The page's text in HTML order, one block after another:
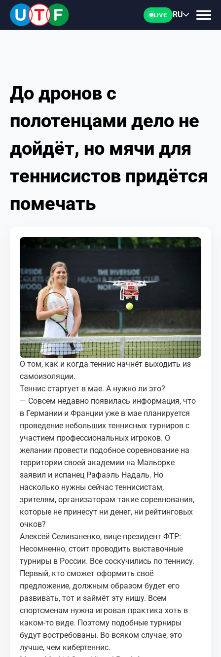
LIVE RU
ГЛАВНАЯ
ФТУ
НОВОСТИ
ДОКУМЕНТЫ
ПЕРСОНАЛИИ
КОНТАКТЫ
UZ-PIN
До дронов с
полотенцами дело не
дойдёт, но мячи для
теннисистов придётся
помечать
О том, как и когда теннис начнёт выходить из
самоизоляции.
Теннис стартует в мае. А нужно ли это?
— Совсем недавно появилась информация, что
в Германии и Франции уже в мае планируется
проведение небольших теннисных турниров с
участием профессиональных игроков. О
желании провести подобное соревнование на
территории своей академии на Мальорке
заявил и испанец Рафаэль Надаль. Но
насколько нужны сейчас теннисистам,
зрителям, организаторам такие соревнования,
которые не принесут ни денег, ни рейтинговых
очков?
Алексей Селиваненко, вице-президент ФТР:
Несомненно, стоит проводить выставочные
турниры в России. Все соскучились по теннису.
Первый, кто сможет оформить своё
предложение, должным образом будет его
развивать, тот и займёт эту нишу. Всем
спортсменам нужна игровая практика хоть в
каком-то виде. Поэтому подобные турниры
будут востребованы. Во всяком случае, это
лучше, чем кибертеннис.